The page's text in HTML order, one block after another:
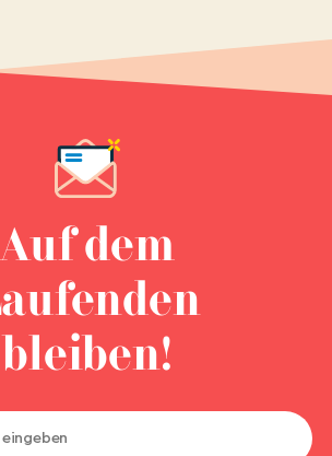
Auf dem
bleiben!